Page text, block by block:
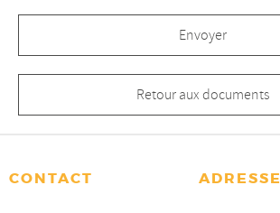
Retour aux documents
CONTACT ADRESSE